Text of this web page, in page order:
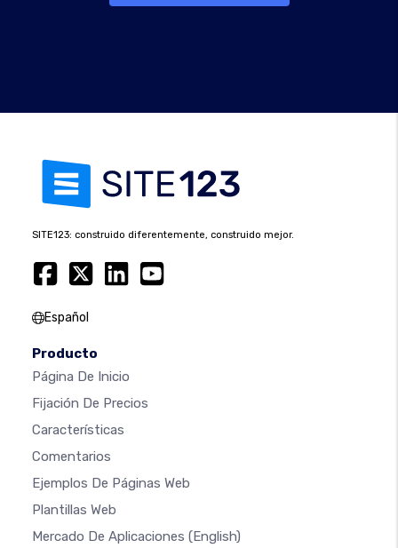
SITE123: construido diferentemente, construido mejor.
Español
Producto
Página De Inicio
Fijación De Precios
Características
Comentarios
Ejemplos De Páginas Web
Plantillas Web
Mercado De Aplicaciones (English)